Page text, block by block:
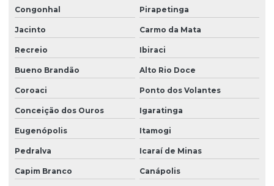
Congonhal Pirapetinga
Jacinto Carmo da Mata
Recreio Ibiraci
Bueno Brandão Alto Rio Doce
Coroaci Ponto dos Volantes
Conceição dos Ouros Igaratinga
Eugenópolis Itamogi
Pedralva Icaraí de Minas
Capim Branco Canápolis